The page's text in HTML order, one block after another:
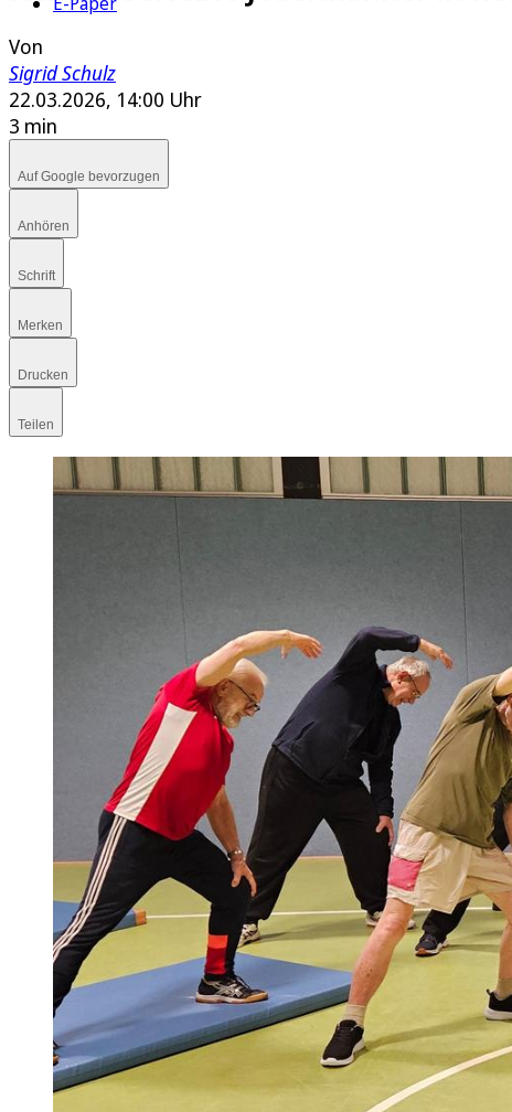
Von
Sigrid Schulz
22.03.2026, 14:00 Uhr
3 min
Auf Google bevorzugen
Anhören
Schrift
Merken
Drucken
Teilen